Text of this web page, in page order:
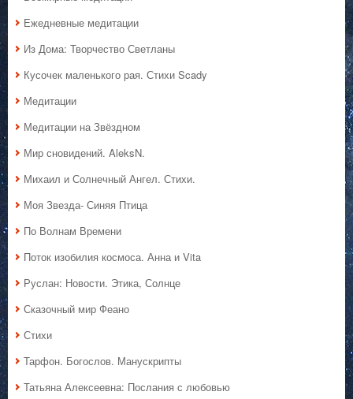
Ежедневные медитации
Из Дома: Творчество Светланы
Кусочек маленького рая. Стихи Scady
Медитации
Медитации на Звёздном
Мир сновидений. AleksN.
Михаил и Солнечный Ангел. Стихи.
Моя Звезда- Синяя Птица
По Волнам Времени
Поток изобилия космоса. Анна и Vita
Руслан: Новости. Этика, Солнце
Сказочный мир Феано
Стихи
Тарфон. Богослов. Манускрипты
Татьяна Алексеевна: Послания с любовью